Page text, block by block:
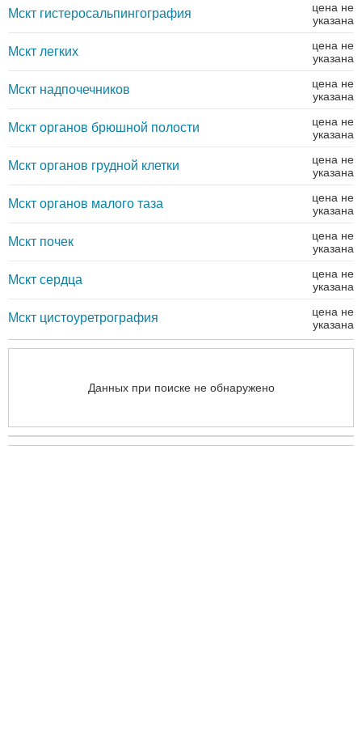
Мскт гистеросальпингография
цена не
указана
Мскт легких
цена не
указана
Мскт надпочечников
цена не
указана
Мскт органов брюшной полости
цена не
указана
Мскт органов грудной клетки
цена не
указана
Мскт органов малого таза
цена не
указана
Мскт почек
цена не
указана
Мскт сердца
цена не
указана
Мскт цистоуретрография
цена не
указана
Данных при поиске не обнаружено